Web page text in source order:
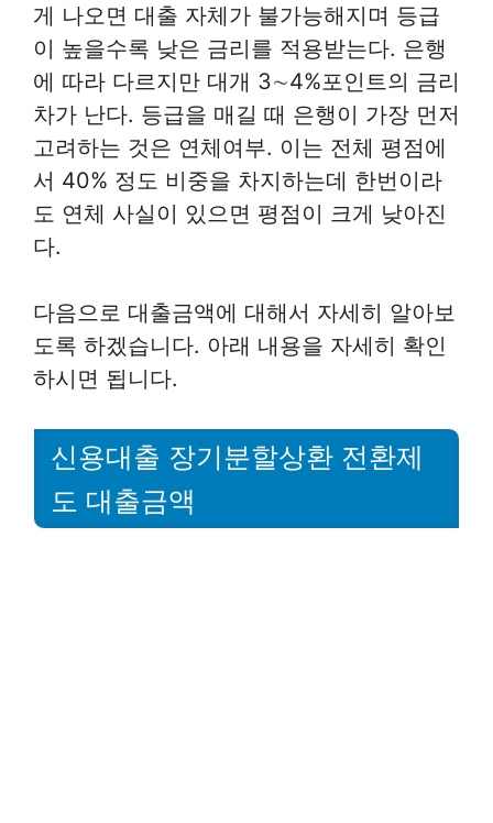
게 나오면 대출 자체가 불가능해지며 등급
이 높을수록 낮은 금리를 적용받는다. 은행
에 따라 다르지만 대개 3∼4%포인트의 금리
차가 난다. 등급을 매길 때 은행이 가장 먼저
고려하는 것은 연체여부. 이는 전체 평점에
서 40% 정도 비중을 차지하는데 한번이라
도 연체 사실이 있으면 평점이 크게 낮아진
다.
다음으로 대출금액에 대해서 자세히 알아보
도록 하겠습니다. 아래 내용을 자세히 확인
하시면 됩니다.
신용대출 장기분할상환 전환제
도 대출금액